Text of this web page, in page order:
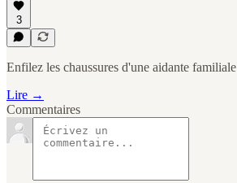
3
Enfilez les chaussures d'une aidante familiale
Lire →
Commentaires